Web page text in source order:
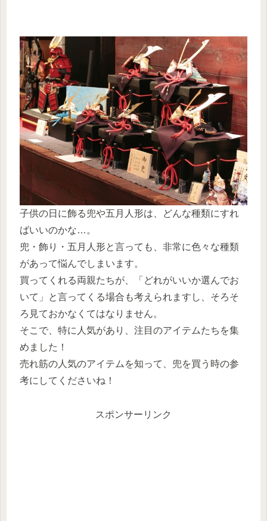
子供の日に飾る兜や五月人形は、どんな種類にすれ
ばいいのかな…。
兜・飾り・五月人形と言っても、非常に色々な種類
があって悩んでしまいます。
買ってくれる両親たちが、「どれがいいか選んでお
いて」と言ってくる場合も考えられますし、そろそ
ろ見ておかなくてはなりません。
そこで、特に人気があり、注目のアイテムたちを集
めました！
売れ筋の人気のアイテムを知って、兜を買う時の参
考にしてくださいね！
スポンサーリンク